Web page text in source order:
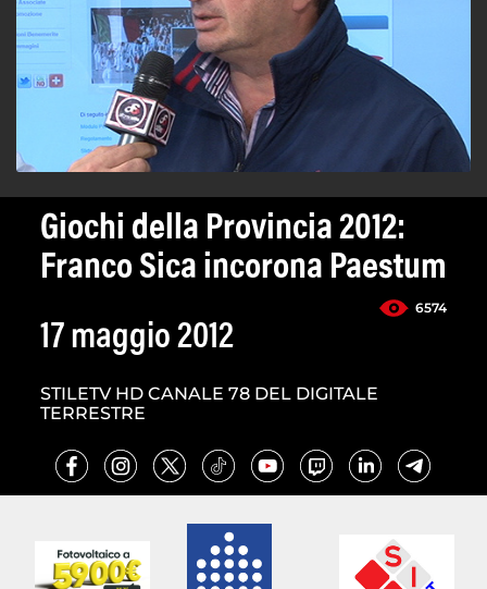
Giochi della Provincia 2012:
Franco Sica incorona Paestum
6574
17 maggio 2012
STILETV HD CANALE 78 DEL DIGITALE
TERRESTRE